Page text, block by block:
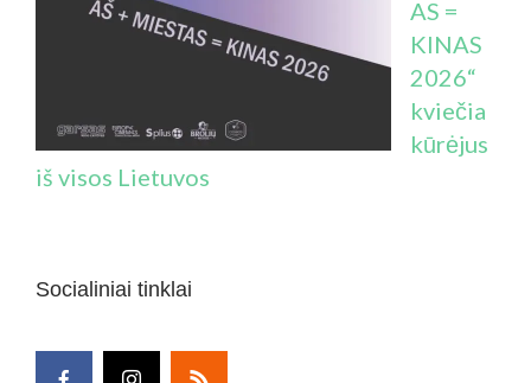
AS =
KINAS
2026“
kviečia
kūrėjus
iš visos Lietuvos
Socialiniai tinklai